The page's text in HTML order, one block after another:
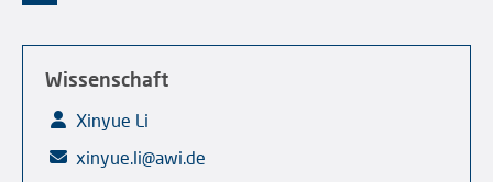
Wissenschaft
Xinyue Li
xinyue.li@awi.de